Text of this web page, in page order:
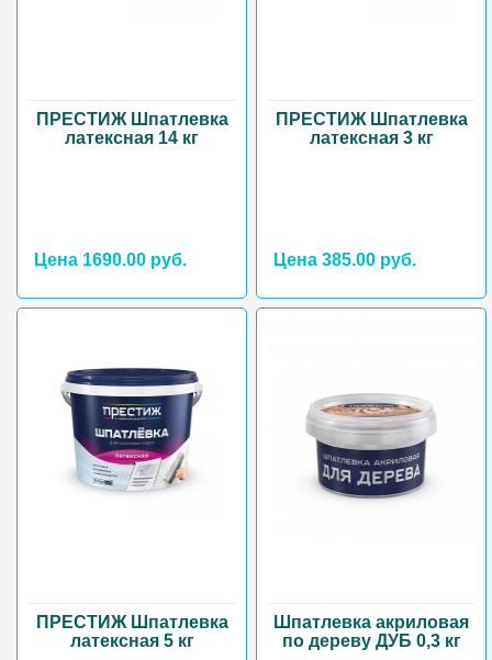
ПРЕСТИЖ Шпатлевка
латексная 14 кг
Цена 1690.00 руб.
ПРЕСТИЖ Шпатлевка
латексная 3 кг
Цена 385.00 руб.
ПРЕСТИЖ Шпатлевка
латексная 5 кг
Шпатлевка акриловая
по дереву ДУБ 0,3 кг